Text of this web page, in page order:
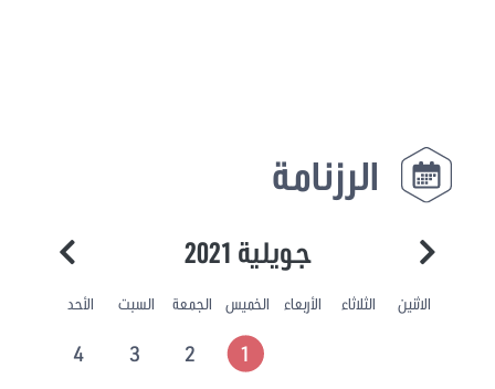
الرزنامة
جويلية 2021
الاثنين الثلاثاء الأربعاء الخميس الجمعة السبت الأحد
1
2
3
4